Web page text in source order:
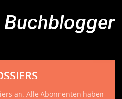
an. Alle Abonnenten haben